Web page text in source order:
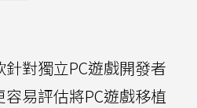
對獨立PC遊戲開發者
易評估將PC遊戲移植